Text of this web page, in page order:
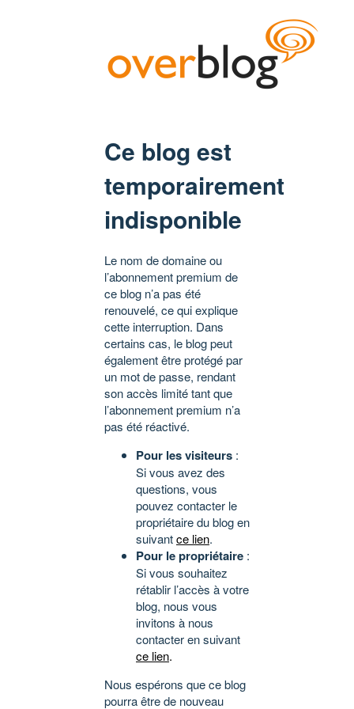
Ce blog est
temporairement
indisponible
Le nom de domaine ou
l’abonnement premium de
ce blog n’a pas été
renouvelé, ce qui explique
cette interruption. Dans
certains cas, le blog peut
également être protégé par
un mot de passe, rendant
son accès limité tant que
l’abonnement premium n’a
pas été réactivé.
Pour les visiteurs :
Si vous avez des
questions, vous
pouvez contacter le
propriétaire du blog en
suivantce lien.
Pour le propriétaire :
Si vous souhaitez
rétablir l’accès à votre
blog, nous vous
invitons à nous
contacter en suivant
ce lien.
Nous espérons que ce blog
pourra être de nouveau